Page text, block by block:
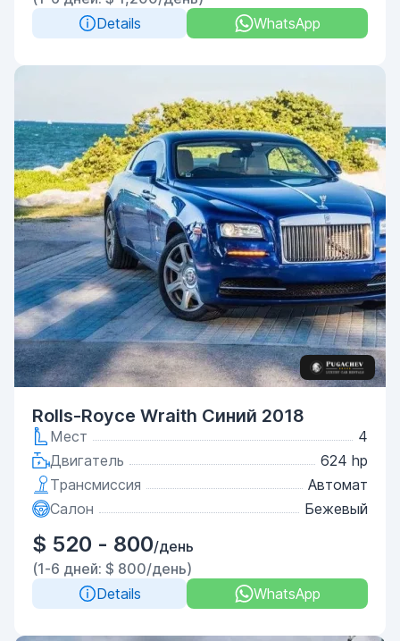
Details
WhatsApp
Rolls-Royce Wraith Синий 2018
Мест
4
Двигатель
624 hp
Трансмиссия
Автомат
Салон
Бежевый
$ 520 - 800/день
(1-6 дней: $ 800/день)
Details
WhatsApp